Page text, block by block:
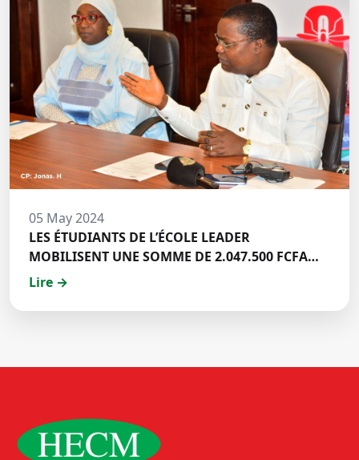
05 May 2024
LES ÉTUDIANTS DE L’ÉCOLE LEADER
MOBILISENT UNE SOMME DE 2.047.500 FCFA
POUR LE FONDS ZÉRO PALU:DISCOURS DE M.
DE HECM
Lire →